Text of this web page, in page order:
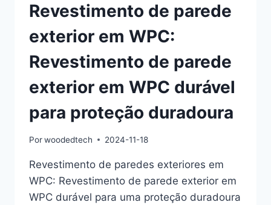
Revestimento de parede
exterior em WPC:
Revestimento de parede
exterior em WPC durável
para proteção duradoura
Porwoodedtech 2024-11-18
Revestimento de paredes exteriores em
WPC: Revestimento de parede exterior em
WPC durável para uma proteção duradoura